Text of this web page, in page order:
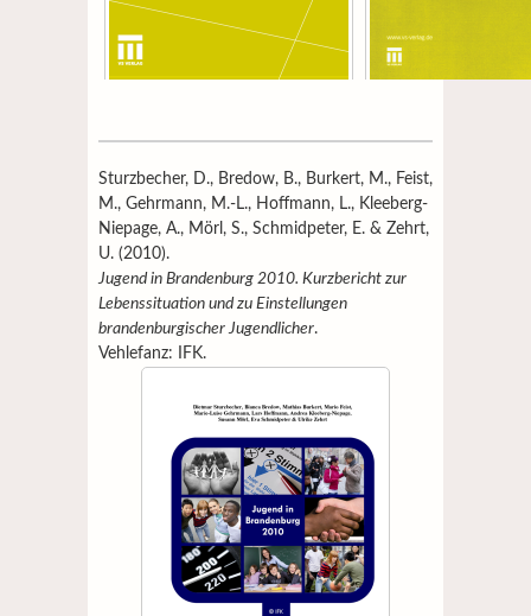
Sturzbecher, D., Bredow, B., Burkert, M., Feist,
M., Gehrmann, M.-L., Hoffmann, L., Kleeberg-
Niepage, A., Mörl, S., Schmidpeter, E. & Zehrt,
U. (2010).
Jugend in Brandenburg 2010. Kurzbericht zur
Lebenssituation und zu Einstellungen
brandenburgischer Jugendlicher.
Vehlefanz: IFK.